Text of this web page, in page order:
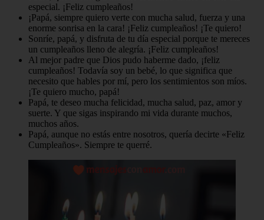
especial. ¡Feliz cumpleaños!
¡Papá, siempre quiero verte con mucha salud, fuerza y una
enorme sonrisa en la cara! ¡Feliz cumpleaños! ¡Te quiero!
Sonríe, papá, y disfruta de tu día especial porque te mereces
un cumpleaños lleno de alegría. ¡Feliz cumpleaños!
Al mejor padre que Dios pudo haberme dado, ¡feliz
cumpleaños! Todavía soy un bebé, lo que significa que
necesito que hables por mí, pero los sentimientos son míos.
¡Te quiero mucho, papá!
Papá, te deseo mucha felicidad, mucha salud, paz, amor y
suerte. Y que sigas inspirando mi vida durante muchos,
muchos años.
Papá, aunque no estás entre nosotros, quería decirte «Feliz
Cumpleaños». Siempre te querré.